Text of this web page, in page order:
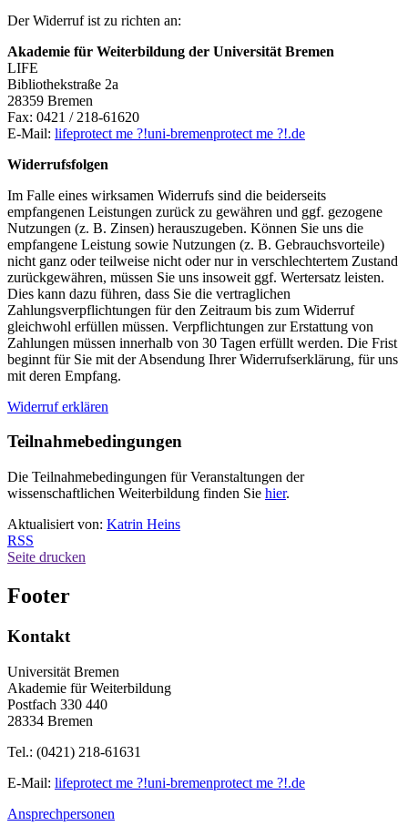
Der Widerruf ist zu richten an:
Akademie für Weiterbildung der Universität Bremen
LIFE
Bibliothekstraße 2a
28359 Bremen
Fax: 0421 / 218-61620
E-Mail: lifeprotect me ?!uni-bremenprotect me ?!.de
Widerrufsfolgen
Im Falle eines wirksamen Widerrufs sind die beiderseits
empfangenen Leistungen zurück zu gewähren und ggf. gezogene
Nutzungen (z. B. Zinsen) herauszugeben. Können Sie uns die
empfangene Leistung sowie Nutzungen (z. B. Gebrauchsvorteile)
nicht ganz oder teilweise nicht oder nur in verschlechtertem Zustand
zurückgewähren, müssen Sie uns insoweit ggf. Wertersatz leisten.
Dies kann dazu führen, dass Sie die vertraglichen
Zahlungsverpflichtungen für den Zeitraum bis zum Widerruf
gleichwohl erfüllen müssen. Verpflichtungen zur Erstattung von
Zahlungen müssen innerhalb von 30 Tagen erfüllt werden. Die Frist
beginnt für Sie mit der Absendung Ihrer Widerrufserklärung, für uns
mit deren Empfang.
Widerruf erklären
Teilnahmebedingungen
Die Teilnahmebedingungen für Veranstaltungen der
wissenschaftlichen Weiterbildung finden Sie hier.
Aktualisiert von: Katrin Heins
RSS
Seite drucken
Footer
Kontakt
Universität Bremen
Akademie für Weiterbildung
Postfach 330 440
28334 Bremen
Tel.: (0421) 218-61631
E-Mail: lifeprotect me ?!uni-bremenprotect me ?!.de
Ansprechpersonen